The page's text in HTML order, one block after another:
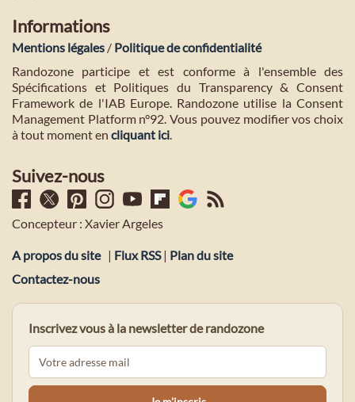
Informations
Mentions légales / Politique de confidentialité
Randozone participe et est conforme à l'ensemble des
Spécifications et Politiques du Transparency & Consent
Framework de l'IAB Europe. Randozone utilise la Consent
Management Platform n°92. Vous pouvez modifier vos choix
à tout moment en cliquant ici.
Suivez-nous
Concepteur : Xavier Argeles
A propos du site | Flux RSS| Plan du site
Contactez-nous
Inscrivez vous à la newsletter de randozone